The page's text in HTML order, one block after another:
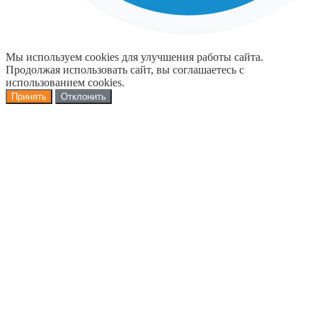
Мы используем cookies для улучшения работы сайта.
Продолжая использовать сайт, вы соглашаетесь с
использованием cookies.
Принять Отклонить